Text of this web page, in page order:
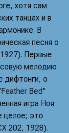
хотя сам
танцах и в
В
песня о
Первые
мелодию
дифтонги, о
Bed"
игра Ноя
целое; это
202, 1928).